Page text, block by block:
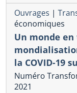
Ouvrages |
économiques
Un monde
la COVID-19
Numéro
2021